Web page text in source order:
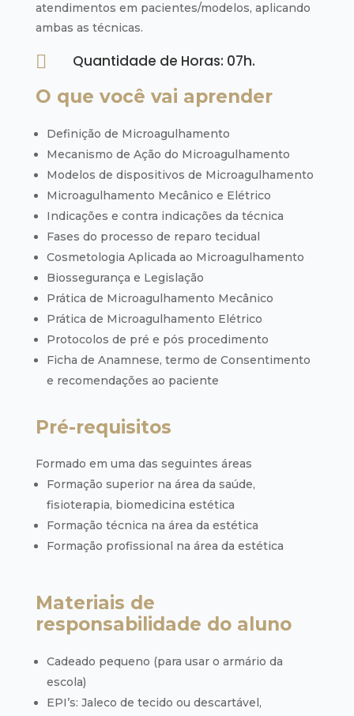
atendimentos em pacientes/modelos, aplicando
ambas as técnicas.
 Quantidade de Horas: 07h.
O que você vai aprender
Definição de Microagulhamento
Mecanismo de Ação do Microagulhamento
Modelos de dispositivos de Microagulhamento
Microagulhamento Mecânico e Elétrico
Indicações e contra indicações da técnica
Fases do processo de reparo tecidual
Cosmetologia Aplicada ao Microagulhamento
Biossegurança e Legislação
Prática de Microagulhamento Mecânico
Prática de Microagulhamento Elétrico
Protocolos de pré e pós procedimento
Ficha de Anamnese, termo de Consentimento
e recomendações ao paciente
Pré-requisitos
Formado em uma das seguintes áreas
Formação superior na área da saúde,
fisioterapia, biomedicina estética
Formação técnica na área da estética
Formação profissional na área da estética
Materiais de
responsabilidade do aluno
Cadeado pequeno (para usar o armário da
escola)
EPI’s: Jaleco de tecido ou descartável,